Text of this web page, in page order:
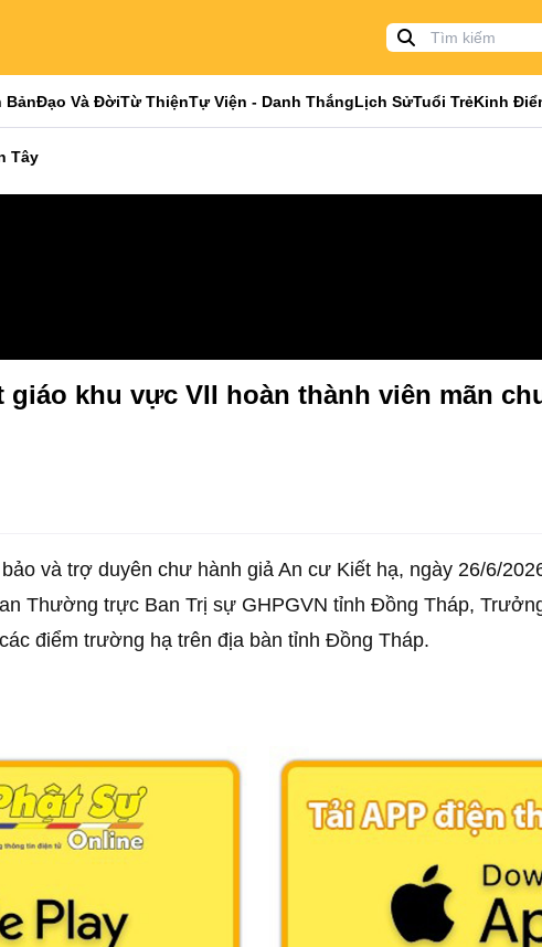
BảnĐạo Và ĐờiTừ ThiệnTự Viện - Danh ThắngLịch SửTuổi TrẻKinh
Tây
giáo khu vực VII hoàn thành viên mãn
và trợ duyên chư hành giả An cư Kiết hạ, ngày 26/6/
Thường trực Ban Trị sự GHPGVN tỉnh Đồng Tháp,
điểm trường hạ trên địa bàn tỉnh Đồng Tháp.